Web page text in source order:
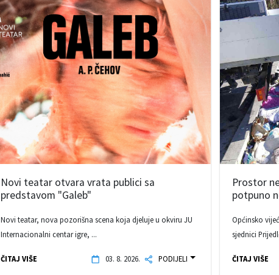
Novi teatar otvara vrata publici sa
predstavom "Galeb"
Novi teatar, nova pozorišna scena koja djeluje u okviru JU
Internacionalni centar igre, ...
ČITAJ VIŠE 03. 8. 2026. PODIJELI
Prostor
potpuno
Općinsko
sjednici
ČITAJ VIŠE